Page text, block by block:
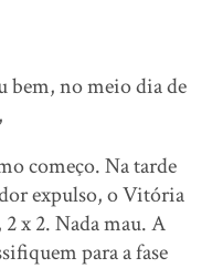
bem, no meio dia de
começo. Na tarde
expulso, o Vitória
x 2. Nada mau. A
para a fase